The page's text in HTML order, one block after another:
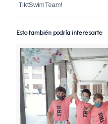
TiktSwimTeam!
Esto también podría interesarte